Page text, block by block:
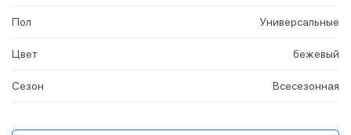
Пол Универсальные
Цвет бежевый
Сезон Всесезонная